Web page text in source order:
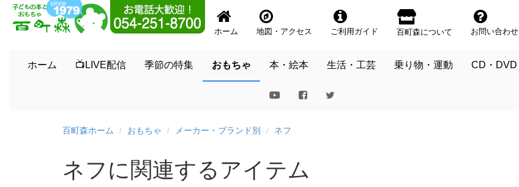
ホーム 地図・アクセス ご利用ガイド 百町森について お問い合わせ
ホーム 📺LIVE配信 季節の特集 おもちゃ 本・絵本 生活・工芸 乗り物・運動 CD・DVD
百町森ホーム おもちゃ メーカー・ブランド別 ネフ
ネフに関連するアイテム